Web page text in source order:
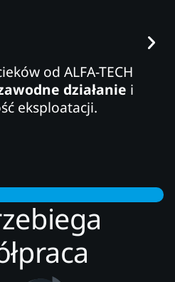
od ALFA-TECH
działanie i
eksploatacji.